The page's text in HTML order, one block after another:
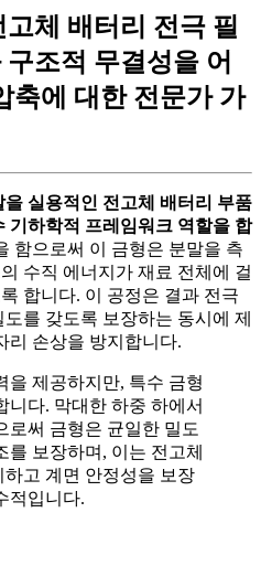
체 배터리 전극 필
조적 무결성을 어
축에 대한 전문가 가
실용적인 전고체 배터리 부품
기하학적 프레임워크 역할을 합
함으로써 이 금형은 분말을 측
수직 에너지가 재료 전체에 걸
합니다. 이 공정은 결과 전극
를 갖도록 보장하는 동시에 제
리 손상을 방지합니다.
을 제공하지만, 특수 금형
니다. 막대한 하중 하에서
로써 금형은 균일한 밀도
보장하며, 이는 전고체
고 계면 안정성을 보장
적입니다.